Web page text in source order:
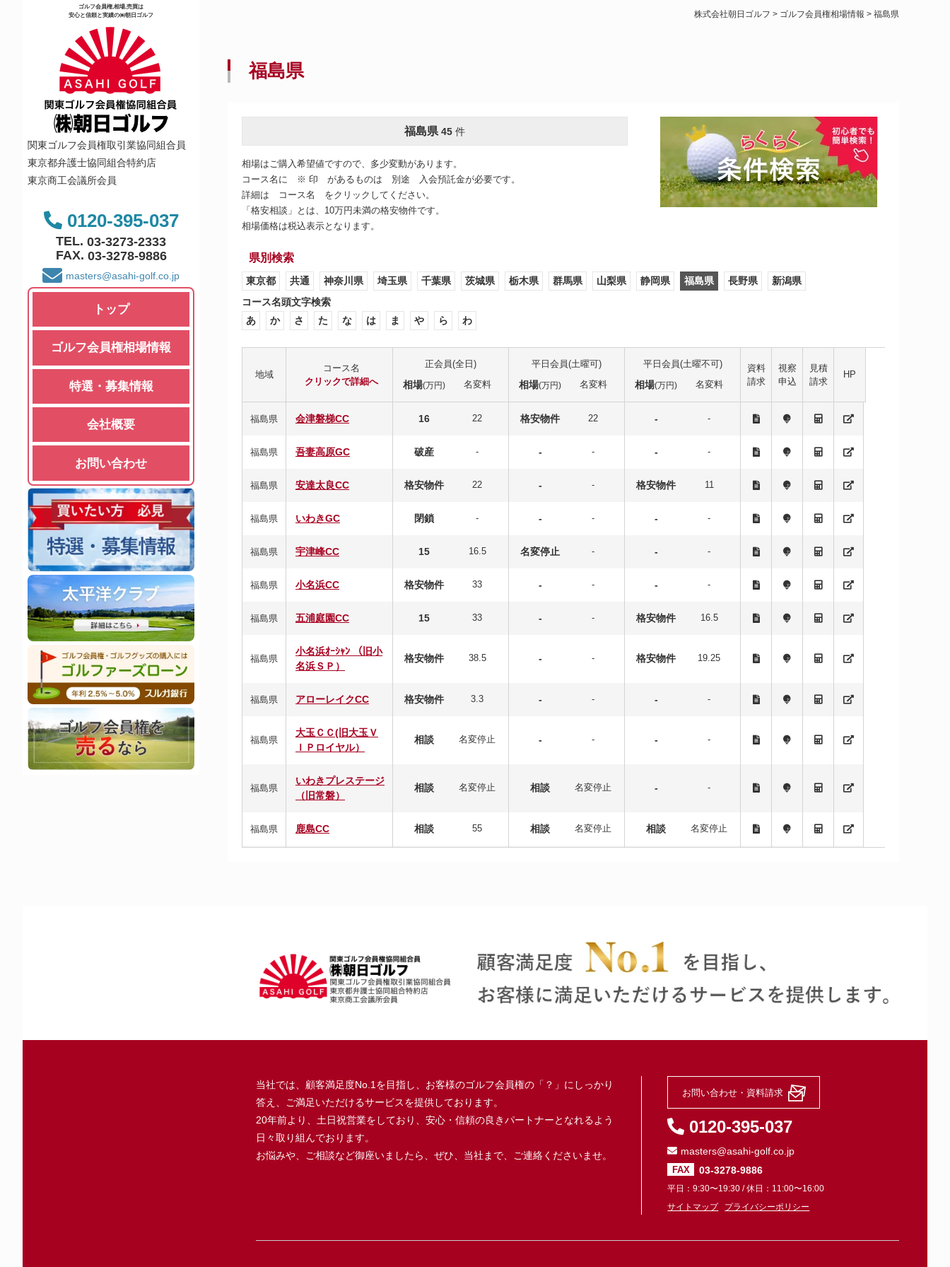
ゴルフ会員権,相場,売買は
安心と信頼と実績の㈱朝日ゴルフ
関東ゴルフ会員権取引業協同組合員
東京都弁護士協同組合特約店
東京商工会議所会員
0120-395-037
TEL. 03-3273-2333
FAX. 03-3278-9886
masters@asahi-golf.co.jp
トップ
ゴルフ会員権相場情報
特選・募集情報
会社概要
お問い合わせ
株式会社朝日ゴルフ > ゴルフ会員権相場情報 > 福島県
福島県
福島県 45 件
相場はご購入希望値ですので、多少変動があります。
コース名に ※ 印 があるものは 別途 入会預託金が必要です。
詳細は コース名 をクリックしてください。
「格安相談」とは、10万円未満の格安物件です。
相場価格は税込表示となります。
県別検索
東京都 共通 神奈川県 埼玉県 千葉県 茨城県 栃木県 群馬県 山梨県 静岡県 福島県 長野県
新潟県
コース名頭文字検索
あ
か さ た な は ま や ら わ
地域
コース名
クリックで詳細へ
正会員(全日)
相場(万円) 名変料
平日会員(土曜可)
相場(万円) 名変料
平日会員(土曜不可)
相場(万円) 名変料
資料
請求
視察
申込
見積
請求
HP
福島県 会津磐梯CC 16 22 格安物件 22 - -
福島県 吾妻高原GC 破産 - - - - -
福島県 安達太良CC 格安物件 22 - - 格安物件 11
福島県 いわきGC 閉鎖 - - - - -
福島県 宇津峰CC 15 16.5 名変停止 - - -
福島県 小名浜CC 格安物件 33 - - - -
福島県 五浦庭園CC 15 33 - - 格安物件 16.5
福島県
小名浜ｵｰｼｬﾝ （旧小
名浜ＳＰ）
格安物件 38.5 - - 格安物件 19.25
福島県 アローレイクCC 格安物件 3.3 - - - -
福島県
大玉ＣＣ(旧大玉Ｖ
ＩＰロイヤル）
相談 名変停止 - - - -
福島県
いわきプレステージ
（旧常磐）
相談 名変停止 相談 名変停止 - -
福島県 鹿島CC 相談 55 相談 名変停止 相談 名変停止
福島県 グランディ那須白河 42 22 - 23 11
福島県 塩屋崎CC 15 10.78 格安物件 6.6 -
福島県
GC
閉鎖 -
福島県
JGMセベバレステロ
スＧＣいわき
2022/5閉鎖 2022/5閉鎖 - -
-
当社では、顧客満足度No.1を目指し、お客様のゴルフ会員権の「？」にしっかり
答え、ご満足いただけるサービスを提供しております。
20年前より、土日祝営業をしており、安心・信頼の良きパートナーとなれるよう
日々取り組んでおります。
お悩みや、ご相談など御座いましたら、ぜひ、当社まで、ご連絡くださいませ。
お問い合わせ・資料請求
0120-395-037
masters@asahi-golf.co.jp
FAX 03-3278-9886
平日：9:30〜19:30 / 休日：11:00〜16:00
サイトマップ
プライバシーポリシー